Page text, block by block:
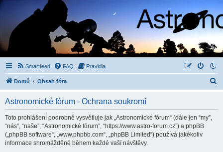
Smartfeed FAQ Pravidla
Domů Obsah fóra
Astronomické fórum - Ochrana soukromí
Toto prohlášení podrobně vysvětluje jak „Astronomické fórum“ (dále jen “my”,
“nás”, “naše”, “Astronomické fórum”, “https://www.astro-forum.cz”) a phpBB
(„phpBB software“, „www.phpbb.com“, „phpBB Limited“) používá jakékoliv
informace shromážděné během každé vaší návštěvy.